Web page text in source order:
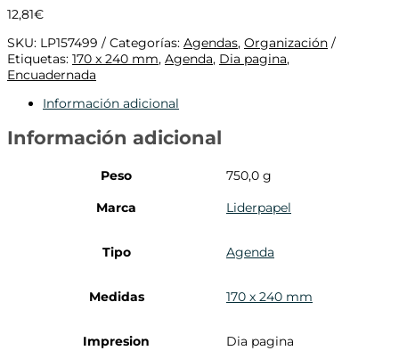
12,81€
SKU: LP157499 Categorías: Agendas, Organización
Etiquetas: 170 x 240 mm, Agenda, Dia pagina,
Encuadernada
Información adicional
Información adicional
Peso
750,0 g
Marca
Liderpapel
Tipo Agenda
Medidas 170 x 240 mm
Impresion Dia pagina